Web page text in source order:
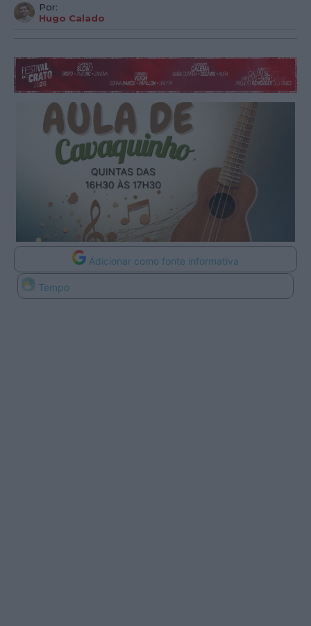
Por:
Hugo Calado
Adicionar como fonte informativa
Tempo